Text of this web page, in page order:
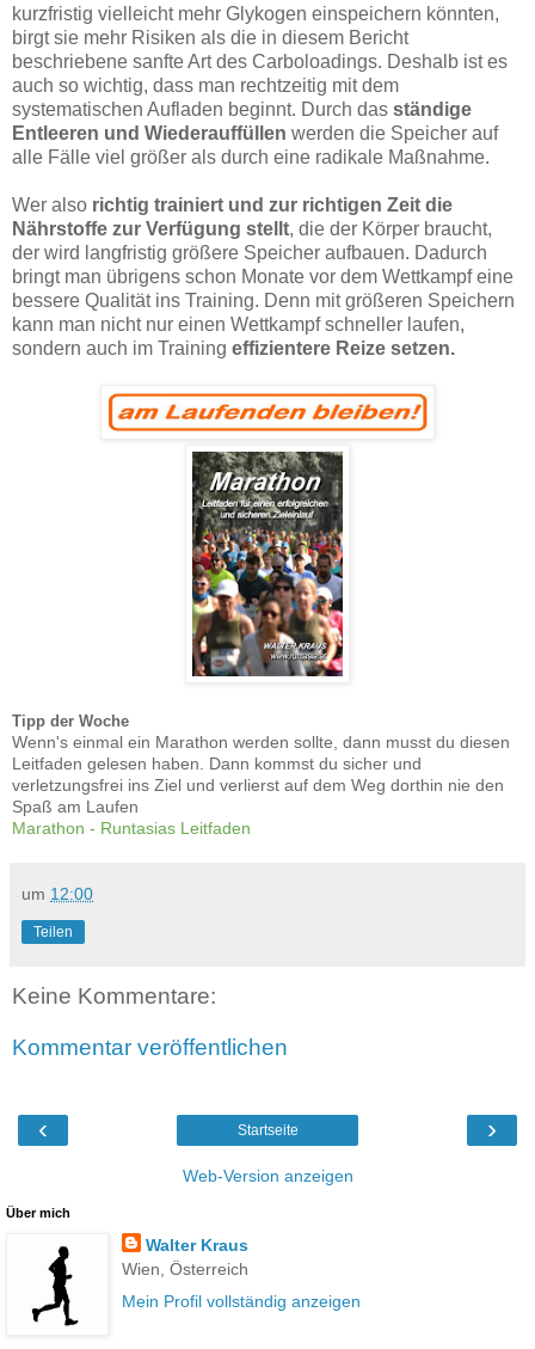
kurzfristig vielleicht mehr Glykogen einspeichern könnten,
birgt sie mehr Risiken als die in diesem Bericht
beschriebene sanfte Art des Carboloadings. Deshalb ist es
auch so wichtig, dass man rechtzeitig mit dem
systematischen Aufladen beginnt. Durch das ständige
Entleeren und Wiederauffüllen werden die Speicher auf
alle Fälle viel größer als durch eine radikale Maßnahme.
Wer also richtig trainiert und zur richtigen Zeit die
Nährstoffe zur Verfügung stellt, die der Körper braucht,
der wird langfristig größere Speicher aufbauen. Dadurch
bringt man übrigens schon Monate vor dem Wettkampf eine
bessere Qualität ins Training. Denn mit größeren Speichern
kann man nicht nur einen Wettkampf schneller laufen,
sondern auch im Training effizientere Reize setzen.
Tipp der Woche
Wenn's einmal ein Marathon werden sollte, dann musst du diesen
Leitfaden gelesen haben. Dann kommst du sicher und
verletzungsfrei ins Ziel und verlierst auf dem Weg dorthin nie den
Spaß am Laufen
Marathon - Runtasias Leitfaden
um 12:00
Teilen
Keine Kommentare:
Kommentar veröffentlichen
‹ ›
Startseite
Web-Version anzeigen
Über mich
Walter Kraus
Wien, Österreich
Mein Profil vollständig anzeigen